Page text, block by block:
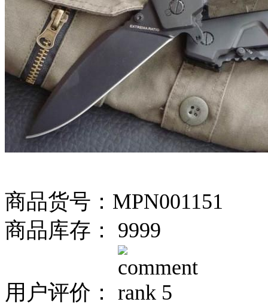
商品货号：MPN001151
商品库存： 9999
用户评价：